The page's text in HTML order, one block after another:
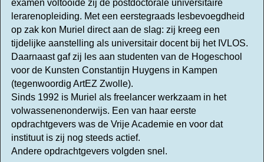
examen voltooide zij de postdoctorale universitaire
lerarenopleiding. Met een eerstegraads lesbevoegdheid
op zak kon Muriel direct aan de slag: zij kreeg een
tijdelijke aanstelling als universitair docent bij het IVLOS.
Daarnaast gaf zij les aan studenten van de Hogeschool
voor de Kunsten Constantijn Huygens in Kampen
(tegenwoordig ArtEZ Zwolle).
Sinds 1992 is Muriel als freelancer werkzaam in het
volwassenenonderwijs. Een van haar eerste
opdrachtgevers was de Vrije Academie en voor dat
instituut is zij nog steeds actief.
Andere opdrachtgevers volgden snel.